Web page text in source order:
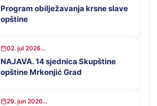
Program obilježavanja krsne slave
opštine
02. jul 2026...
NAJAVA. 14 sjednica Skupštine
opštine Mrkonjić Grad
29. jun 2026...